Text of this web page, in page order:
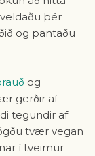
þér
og pantaðu
og
gerðir af
tegundir af
tvær vegan
í tveimur